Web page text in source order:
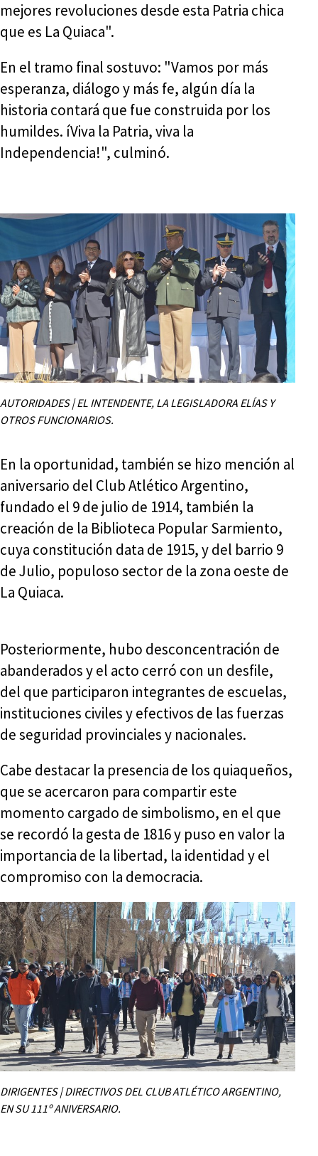
mejores revoluciones desde esta Patria chica
que es La Quiaca".
En el tramo final sostuvo: "Vamos por más
esperanza, diálogo y más fe, algún día la
historia contará que fue construida por los
humildes. íViva la Patria, viva la
Independencia!", culminó.
AUTORIDADES | EL INTENDENTE, LA LEGISLADORA ELÍAS Y
OTROS FUNCIONARIOS.
En la oportunidad, también se hizo mención al
aniversario del Club Atlético Argentino,
fundado el 9 de julio de 1914, también la
creación de la Biblioteca Popular Sarmiento,
cuya constitución data de 1915, y del barrio 9
de Julio, populoso sector de la zona oeste de
La Quiaca.
Posteriormente, hubo desconcentración de
abanderados y el acto cerró con un desfile,
del que participaron integrantes de escuelas,
instituciones civiles y efectivos de las fuerzas
de seguridad provinciales y nacionales.
Cabe destacar la presencia de los quiaqueños,
que se acercaron para compartir este
momento cargado de simbolismo, en el que
se recordó la gesta de 1816 y puso en valor la
importancia de la libertad, la identidad y el
compromiso con la democracia.
DIRIGENTES | DIRECTIVOS DEL CLUB ATLÉTICO ARGENTINO,
EN SU 111º ANIVERSARIO.